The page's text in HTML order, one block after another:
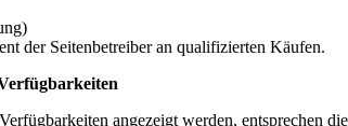
der Seitenbetreiber an qualifizierten Käufen.
angezeigt werden, entsprechen